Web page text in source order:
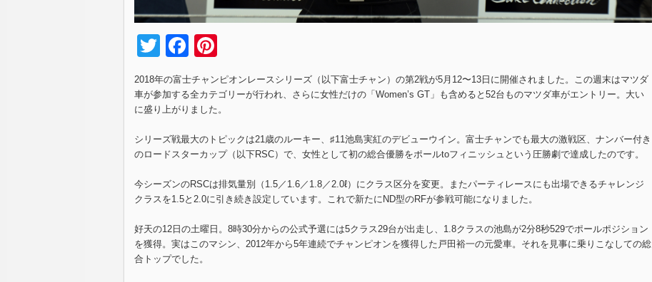
TwitterFacebook
2018年の富士チャンピオンレースシリーズ（以下富士チャン）の第2戦が5月12〜13日に開催されました。この週末はマツダ
車が参加する全カテゴリーが行われ、さらに女性だけの「Women’s GT」も含めると52台ものマツダ車がエントリー。大い
に盛り上がりました。
シリーズ戦最大のトピックは21歳のルーキー、♯11池島実紅のデビューウイン。富士チャンでも最大の激戦区、ナンバー付き
のロードスターカップ（以下RSC）で、女性として初の総合優勝をポールtoフィニッシュという圧勝劇で達成したのです。
今シーズンのRSCは排気量別（1.5／1.6／1.8／2.0ℓ）にクラス区分を変更。またパーティレースにも出場できるチャレンジ
クラスを1.5と2.0に引き続き設定しています。これで新たにND型のRFが参戦可能になりました。
好天の12日の土曜日。8時30分からの公式予選には5クラス29台が出走し、1.8クラスの池島が2分8秒529でポールポジション
を獲得。実はこのマシン、2012年から5年連続でチャンピオンを獲得した戸田裕一の元愛車。それを見事に乗りこなしての総
合トップでした。